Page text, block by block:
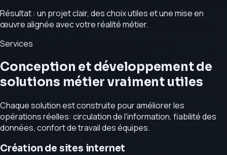
Résultat : un projet clair, des choix utiles et une mise en
œuvre alignée avec votre réalité métier.
Services
Conception et développement de
solutions métier vraiment utiles
Chaque solution est construite pour améliorer les
opérations réelles: circulation de l'information, fiabilité des
données, confort de travail des équipes.
Création de sites internet